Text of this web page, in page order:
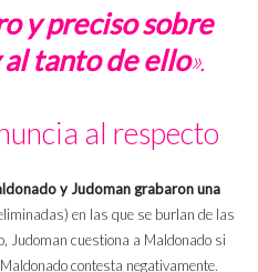
y preciso sobre
al tanto de ello».
al respecto
y Judoman grabaron una
en las que se burlan de las
Judoman cuestiona a Maldonado si
contesta negativamente.